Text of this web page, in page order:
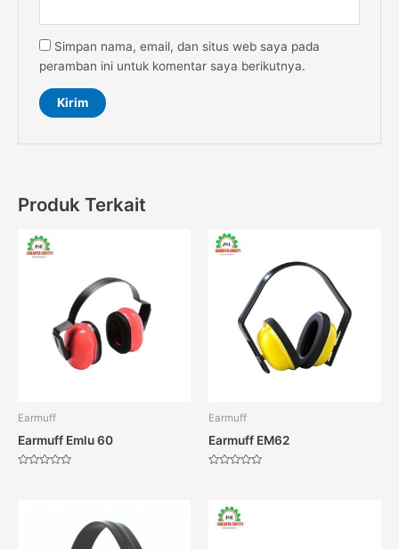
Simpan nama, email, dan situs web saya pada
peramban ini untuk komentar saya berikutnya.
Produk Terkait
Earmuff
Earmuff Emlu 60
Earmuff
Earmuff EM62